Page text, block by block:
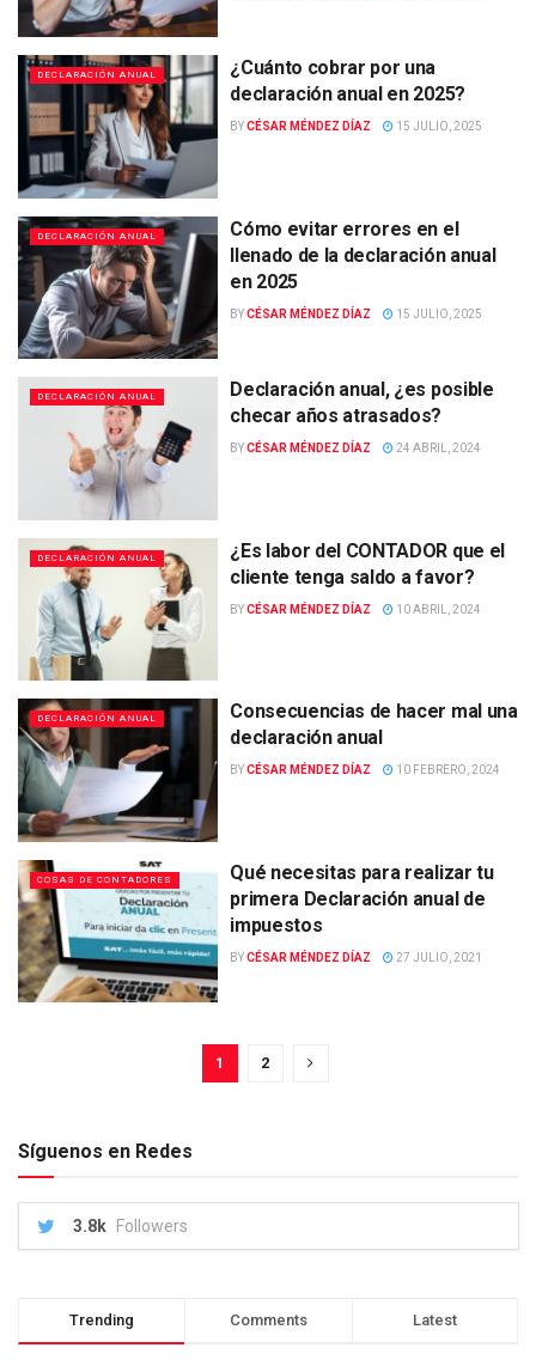
DECLARACIÓN ANUAL
¿Cuánto cobrar por una
declaración anual en 2025?
BYCÉSAR MÉNDEZ DÍAZ 15 JULIO, 2025
DECLARACIÓN ANUAL
Cómo evitar errores en el
llenado de la declaración anual
en 2025
BYCÉSAR MÉNDEZ DÍAZ 15 JULIO, 2025
DECLARACIÓN ANUAL
Declaración anual, ¿es posible
checar años atrasados?
BYCÉSAR MÉNDEZ DÍAZ 24 ABRIL, 2024
DECLARACIÓN ANUAL
¿Es labor del CONTADOR que el
cliente tenga saldo a favor?
BYCÉSAR MÉNDEZ DÍAZ 10 ABRIL, 2024
DECLARACIÓN ANUAL
Consecuencias de hacer mal una
declaración anual
BYCÉSAR MÉNDEZ DÍAZ 10 FEBRERO, 2024
COSAS DE CONTADORES
Qué necesitas para realizar tu
primera Declaración anual de
impuestos
BYCÉSAR MÉNDEZ DÍAZ 27 JULIO, 2021
1 2
Síguenos en Redes
3.8k Followers
Trending Comments Latest